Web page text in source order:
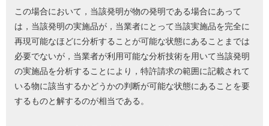
この場合において，当該発明が物の発明である場合にあって
は，当該発明の実施品が，当業者にとって当該実施品を完全に
再現可能なほどに分析することが可能な状態にあることまでは
必要でないが，当業者が利用可能な分析技術を用いて当該発明
の実施品を分析することにより，特許請求の範囲に記載されて
いる物に該当するかどうかの判断が可能な状態にあることを要
するものと解するのが相当である。